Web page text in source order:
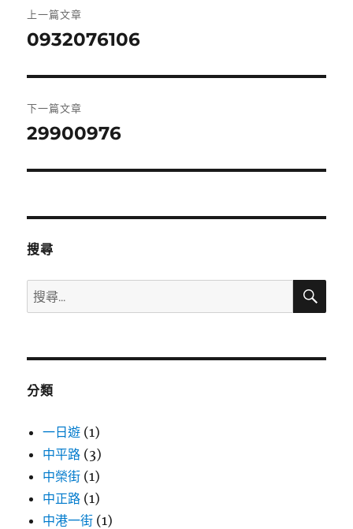
章
覽
上一篇文章
上
篇
文
章:
0932076106
下一篇文章
下
篇
章:
29900976
搜尋
搜
尋
鍵
搜
分類
一日遊 (1)
中平路 (3)
中榮街 (1)
中正路 (1)
中港一街 (1)